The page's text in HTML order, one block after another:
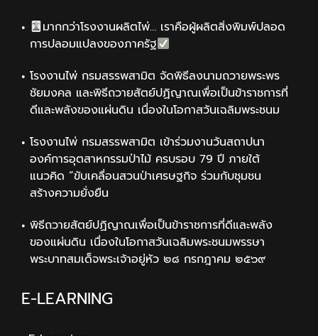
มากกว่าโรงงานผลิตไพ่… เราคือผู้ผลิตสิ่งพิมพ์ปลอด
การปลอมแปลงของภาครัฐ
โรงงานไพ่ กรมสรรพสามิต จัดพิธีลงนามถวายพระพร
ชัยมงคล และพิธีถวายสัตย์ปฏิญาณเพื่อเป็นข้าราชการที่
ดีและพลังของแผ่นดิน เนื่องในโอกาสวันเฉลิมพระชนม
โรงงานไพ่ กรมสรรพสามิต เข้าร่วมงานวันสถาปนา
องค์การอุตสาหกรรมป่าไม้ ครบรอบ 79 ปี ภายใต้
แนวคิด “ขับเคลื่อนสวนป่าเศรษฐกิจ ร่วมกับชุมชน
สร้างความยั่งยืน
พิธีถวายสัตย์ปฏิญาณเพื่อเป็นข้าราชการที่ดีและพลัง
ของแผ่นดิน เนื่องในโอกาสวันเฉลิมพระชนมพรรษา
พระบาทสมเด็จพระเจ้าอยู่หัว ๒๘ กรกฎาคม ๒๕๖๙
E-LEARNING